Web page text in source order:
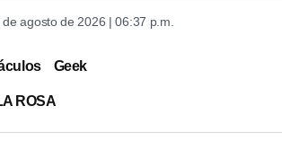
de agosto de 2026 | 06:37 p.m.
Geek
ROSA